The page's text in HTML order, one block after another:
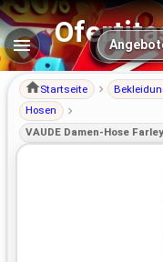
Startseite
Hosen
VAUDE Damen-Hose